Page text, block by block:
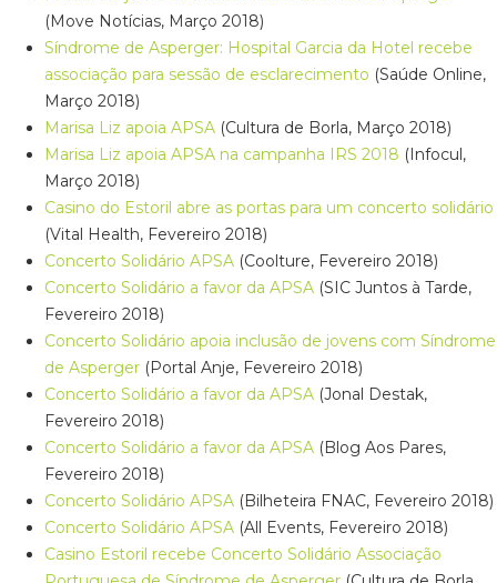
(Move Notícias, Março 2018)
Síndrome de Asperger: Hospital Garcia da Hotel recebe
associação para sessão de esclarecimento (Saúde Online,
Março 2018)
Marisa Liz apoia APSA (Cultura de Borla, Março 2018)
Marisa Liz apoia APSA na campanha IRS 2018 (Infocul,
Março 2018)
Casino do Estoril abre as portas para um concerto solidário
(Vital Health, Fevereiro 2018)
Concerto Solidário APSA (Coolture, Fevereiro 2018)
Concerto Solidário a favor da APSA (SIC Juntos à Tarde,
Fevereiro 2018)
Concerto Solidário apoia inclusão de jovens com Síndrome
de Asperger (Portal Anje, Fevereiro 2018)
Concerto Solidário a favor da APSA (Jonal Destak,
Fevereiro 2018)
Concerto Solidário a favor da APSA (Blog Aos Pares,
Fevereiro 2018)
Concerto Solidário APSA (Bilheteira FNAC, Fevereiro 2018)
Concerto Solidário APSA (All Events, Fevereiro 2018)
Casino Estoril recebe Concerto Solidário Associação